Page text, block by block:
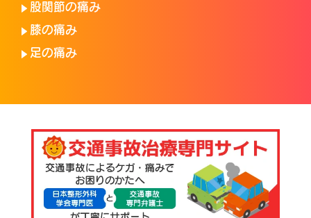
股関節の痛み
膝の痛み
足の痛み